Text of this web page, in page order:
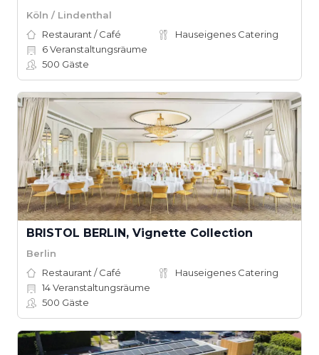
Köln / Lindenthal
Restaurant / Café
Hauseigenes Catering
6Veranstaltungsräume
500 Gäste
BRISTOL BERLIN, Vignette Collection
Berlin
Restaurant / Café
Hauseigenes Catering
14Veranstaltungsräume
500 Gäste